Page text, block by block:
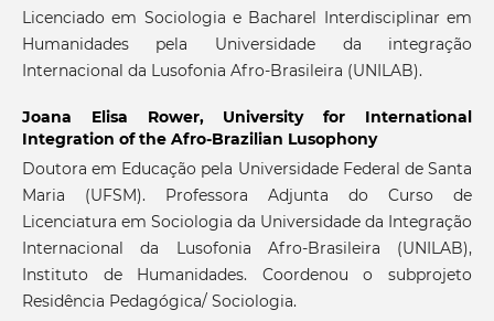
Licenciado em Sociologia e Bacharel Interdisciplinar em
Humanidades pela Universidade da integração
Internacional da Lusofonia Afro-Brasileira (UNILAB).
Joana Elisa Rower, University for International
Integration of the Afro-Brazilian Lusophony
Doutora em Educação pela Universidade Federal de Santa
Maria (UFSM). Professora Adjunta do Curso de
Licenciatura em Sociologia da Universidade da Integração
Internacional da Lusofonia Afro-Brasileira (UNILAB),
Instituto de Humanidades. Coordenou o subprojeto
Residência Pedagógica/ Sociologia.